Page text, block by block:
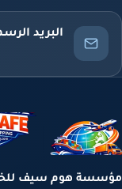
البريد
مؤسسة هوم سيف